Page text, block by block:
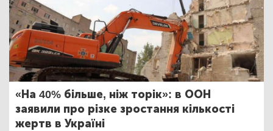
«На 40% більше, ніж торік»: в ООН
заявили про різке зростання кількості
жертв в Україні